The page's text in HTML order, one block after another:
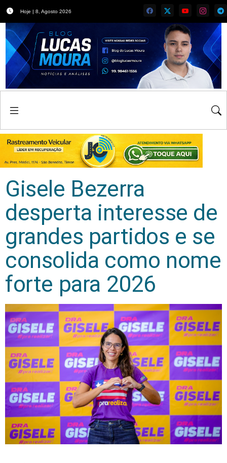
Hoje | 8, Agosto 2026
Gisele Bezerra
desperta interesse de
grandes partidos e se
consolida como nome
forte para 2026